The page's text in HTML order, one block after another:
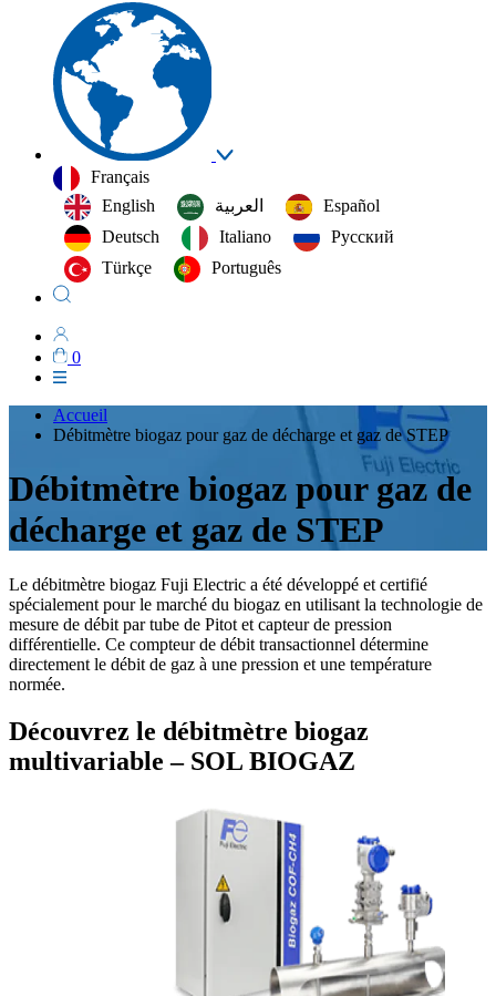
Français
English
العربية‏
Español
Deutsch
Italiano
Русский
Türkçe
Português
0
Accueil
Débitmètre biogaz pour gaz de décharge et gaz de STEP
Débitmètre biogaz pour gaz de
décharge et gaz de STEP
Le débitmètre biogaz Fuji Electric a été développé et certifié
spécialement pour le marché du biogaz en utilisant la technologie de
mesure de débit par tube de Pitot et capteur de pression
différentielle. Ce compteur de débit transactionnel détermine
directement le débit de gaz à une pression et une température
normée.
Découvrez le débitmètre biogaz
multivariable – SOL BIOGAZ